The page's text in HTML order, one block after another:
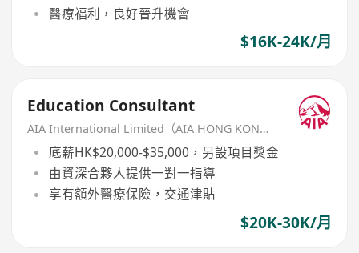
醫療福利，良好晉升機會
$16K-24K/月
Education Consultant
AIA International Limited（AIA HONG KONG）
底薪HK$20,000-$35,000，另設項目獎金
由資深合夥人提供一對一指導
享有額外醫療保險，交通津貼
$20K-30K/月